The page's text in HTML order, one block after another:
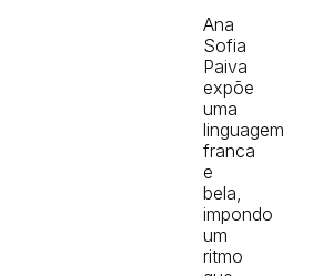
Ana
Sofia
Paiva
expõe
uma
linguagem
franca
e
bela,
impondo
um
ritmo